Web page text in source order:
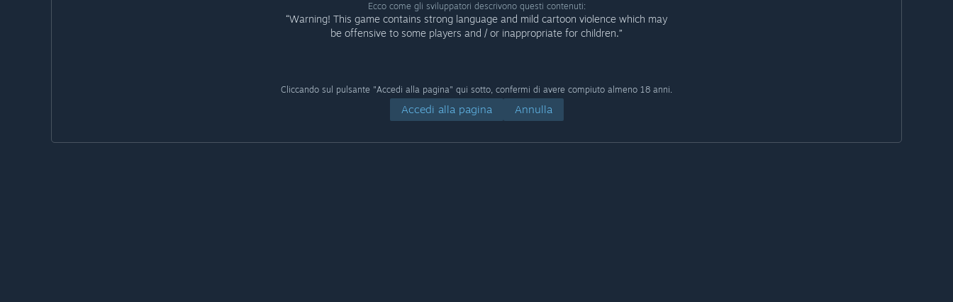
Ecco come gli sviluppatori descrivono questi contenuti:
“Warning! This game contains strong language and mild cartoon violence which may
be offensive to some players and / or inappropriate for children.”
Cliccando sul pulsante "Accedi alla pagina" qui sotto, confermi di avere compiuto almeno 18 anni.
Accedi alla pagina Annulla